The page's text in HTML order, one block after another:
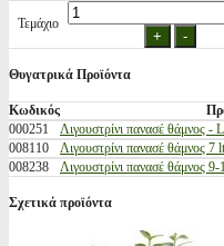
Τεμάχιο
Θυγατρικά Προϊόντα
Κωδικός
000251
Λιγουστρίνι πανασέ θάμνος
008110
Λιγουστρίνι πανασέ θάμνος
008238
Λιγουστρίνι πανασέ θάμνος
Σχετικά προϊόντα